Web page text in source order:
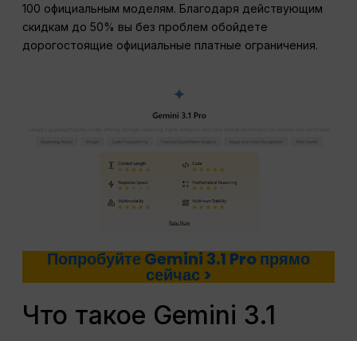
100 официальным моделям. Благодаря действующим
скидкам до 50% вы без проблем обойдете
дорогостоящие официальные платные ограничения.
Попробуйте Gemini 3.1 Pro прямо
сейчас >
Что такое Gemini 3.1